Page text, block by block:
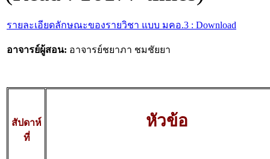
รายละเอียดลักษณะของรายวิชา แบบ มคอ.3 : Download
อาจารย์ผู้สอน: อาจารย์ชยาภา ชมชัยยา
สัปดาห์
ที่
หัวข้อ